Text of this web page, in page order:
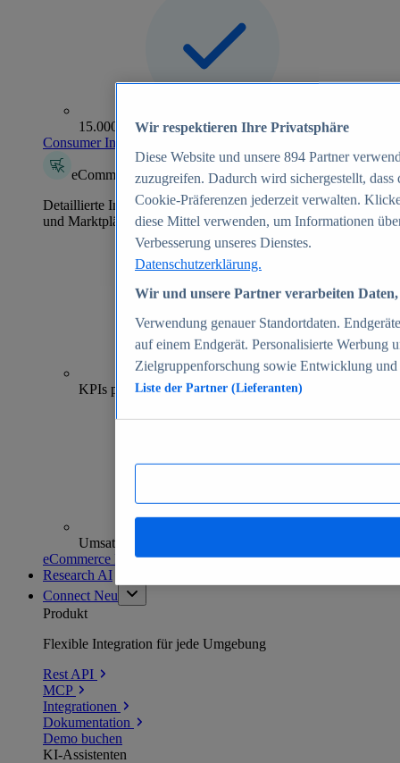
15.000+ Marken
Consumer Insights entdecken
eCommerce Insights
Detaillierte Informationen zu mehr als 39.000 Online-Shops
und Marktplätzen
70+
KPIs pro Shop
Umsatzanalysen und -prognosen
eCommerce Insights entdecken
Research AI
Connect Neu
Produkt
Flexible Integration für jede Umgebung
Rest API
MCP
Integrationen
Dokumentation
Demo buchen
KI-Assistenten
Wir respektieren Ihre Privatsphäre
Diese Website und unsere 894 Partner
zuzugreifen. Dadurch wird sichergestellt,
Cookie-Präferenzen jederzeit verwalten.
diese Mittel verwenden, um Informationen
Verbesserung unseres Dienstes.
Datenschutzerklärung.
Wir und unsere Partner verarbeiten
Verwendung genauer Standortdaten.
auf einem Endgerät. Personalisierte Werbung
Zielgruppenforschung sowie Entwicklung
Liste der Partner (Lieferanten)